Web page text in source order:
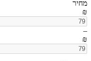
מחיר
₪
–
₪